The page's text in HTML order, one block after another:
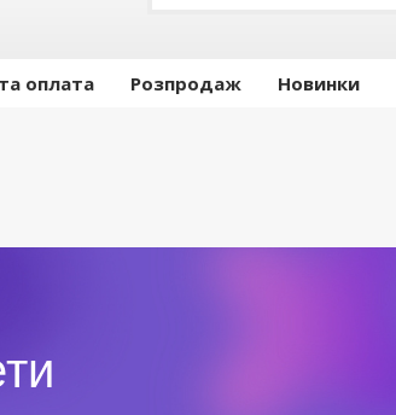
оплата Pозпродаж Новинки